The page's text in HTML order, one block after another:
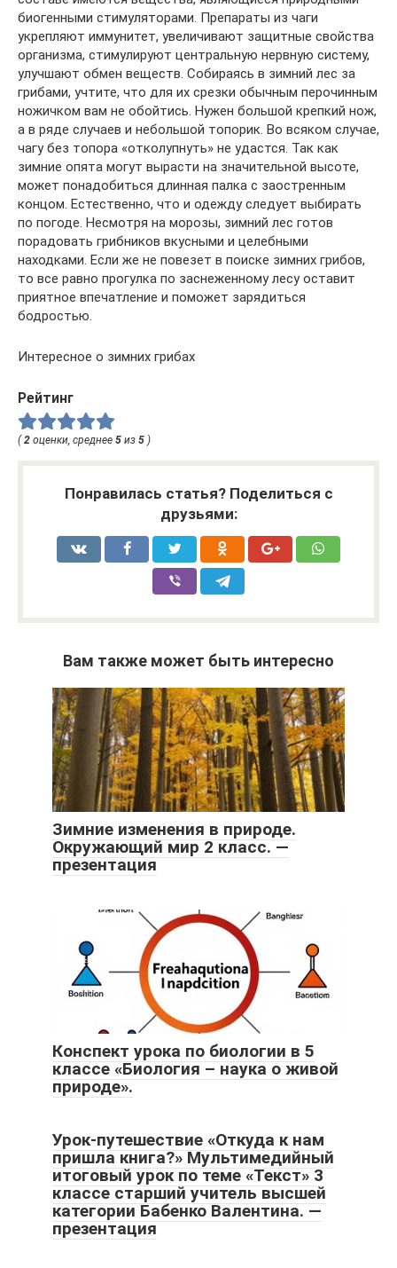
биогенными стимуляторами. Препараты из чаги
укрепляют иммунитет, увеличивают защитные свойства
организма, стимулируют центральную нервную систему,
улучшают обмен веществ. Собираясь в зимний лес за
грибами, учтите, что для их срезки обычным перочинным
ножичком вам не обойтись. Нужен большой крепкий нож,
а в ряде случаев и небольшой топорик. Во всяком случае,
чагу без топора «отколупнуть» не удастся. Так как
зимние опята могут вырасти на значительной высоте,
может понадобиться длинная палка с заостренным
концом. Естественно, что и одежду следует выбирать
по погоде. Несмотря на морозы, зимний лес готов
порадовать грибников вкусными и целебными
находками. Если же не повезет в поиске зимних грибов,
то все равно прогулка по заснеженному лесу оставит
приятное впечатление и поможет зарядиться
бодростью.
Интересное о зимних грибах
Рейтинг
(2 оценки, среднее 5 из 5 )
Понравилась статья? Поделиться с
друзьями:
Вам также может быть интересно
Зимние изменения в природе.
Окружающий мир 2 класс. —
презентация
Конспект урока по биологии в 5
классе «Биология – наука о живой
природе».
Урок-путешествие «Откуда к нам
пришла книга?» Мультимедийный
итоговый урок по теме «Текст» 3
классе старший учитель высшей
категории Бабенко Валентина. —
презентация